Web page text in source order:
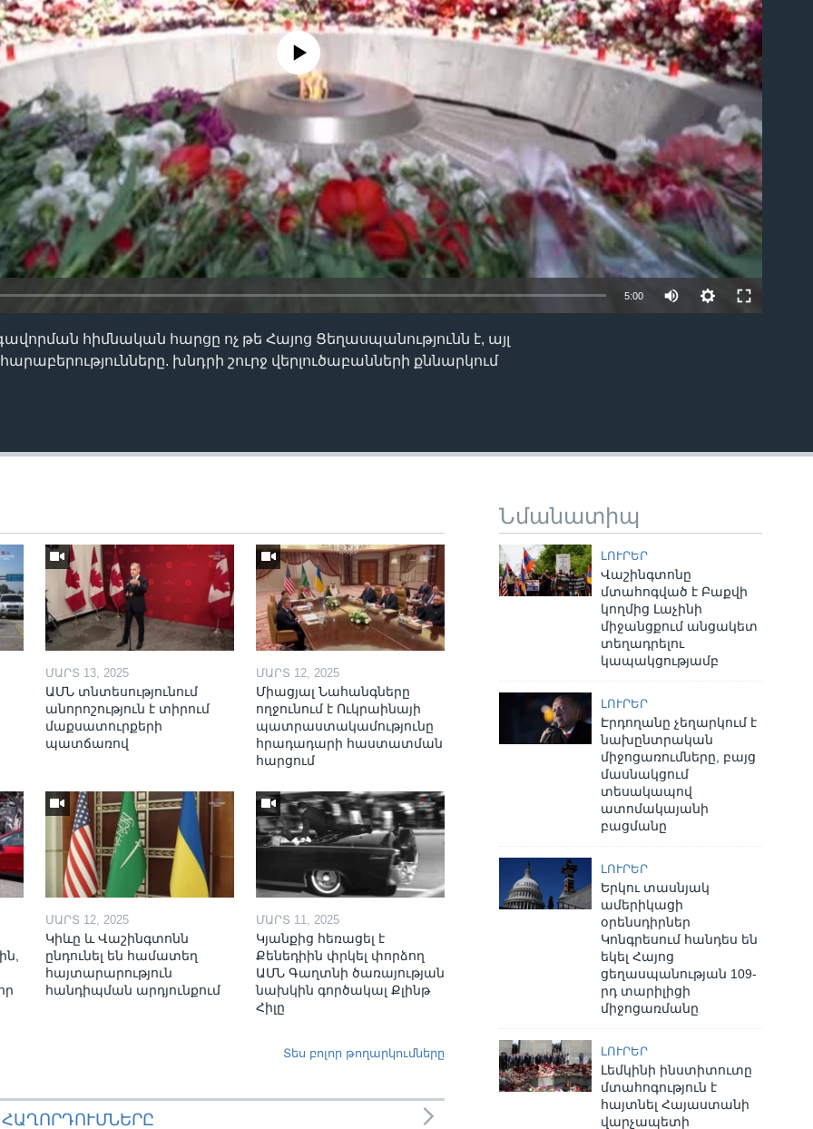
No media source currently available
5:00
հիմնական հարցը ոչ թե Հայոց Ցեղասպանությունն է, այլ
խնդրի շուրջ վերլուծաբանների քննարկում
Նմանատիպ
ԼՈՒՐԵՐ
Վաշինգտոնը
մտահոգված է Բաքվի
կողմից Լաչինի
միջանցքում անցակետ
տեղադրելու
կապակցությամբ
ԼՈՒՐԵՐ
Էրդողանը չեղարկում է
նախընտրական
միջոցառումները, բայց
մասնակցում
տեսակապով
ատոմակայանի
բացմանը
ԼՈՒՐԵՐ
Երկու տասնյակ
ամերիկացի
օրենսդիրներ
Կոնգրեսում հանդես են
եկել Հայոց
ցեղասպանության 109-
րդ տարիլիցի
միջոցառմանը
ԼՈՒՐԵՐ
Լեմկինի ինստիտուտը
մտահոգություն է
հայտնել Հայաստանի
վարչապետի
ՄԱՐՏ 13, 2025
ԱՄՆ տնտեսությունում
անորոշություն է տիրում
մաքսատուրքերի
պատճառով
ՄԱՐՏ 12, 2025
Միացյալ Նահանգները
ողջունում է Ուկրաինայի
պատրաստակամությունը
հրադադարի հաստատման
հարցում
ՄԱՐՏ 12, 2025
Կիևը և Վաշինգտոնն
ընդունել են համատեղ
հայտարարություն
հանդիպման արդյունքում
ՄԱՐՏ 11, 2025
Կյանքից հեռացել է
Քենեդիին փրկել փորձող
ԱՄՆ Գաղտնի ծառայության
նախկին գործակալ Քլինթ
Հիլը
Տես բոլոր թողարկումները